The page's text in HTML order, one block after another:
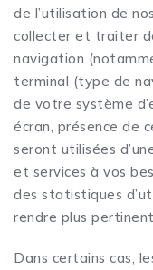
de l’utilisation de
collecter et traiter
navigation
terminal (type de
de votre système
écran, présence de
seront utilisées
et services à vos
des statistiques
rendre plus
Dans certains cas,